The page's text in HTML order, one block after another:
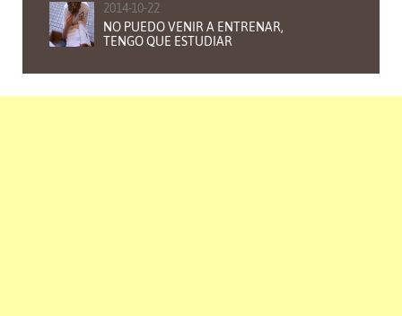
2014-10-22
NO PUEDO VENIR A ENTRENAR,
TENGO QUE ESTUDIAR